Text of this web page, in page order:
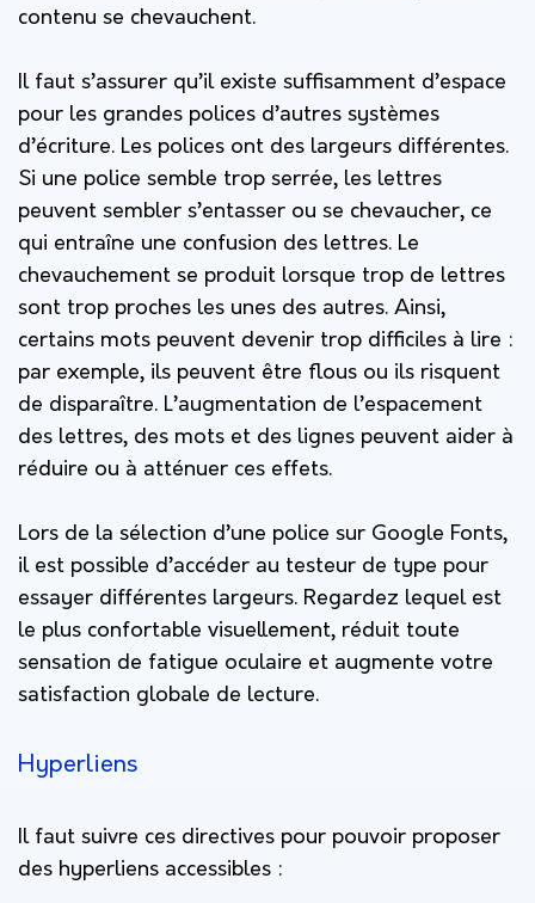
contenu se chevauchent.
Il faut s’assurer qu’il existe suffisamment d’espace
pour les grandes polices d’autres systèmes
d’écriture. Les polices ont des largeurs différentes.
Si une police semble trop serrée, les lettres
peuvent sembler s’entasser ou se chevaucher, ce
qui entraîne une confusion des lettres. Le
chevauchement se produit lorsque trop de lettres
sont trop proches les unes des autres. Ainsi,
certains mots peuvent devenir trop difficiles à lire :
par exemple, ils peuvent être flous ou ils risquent
de disparaître. L’augmentation de l’espacement
des lettres, des mots et des lignes peuvent aider à
réduire ou à atténuer ces effets.
Lors de la sélection d’une police sur Google Fonts,
il est possible d’accéder au testeur de type pour
essayer différentes largeurs. Regardez lequel est
le plus confortable visuellement, réduit toute
sensation de fatigue oculaire et augmente votre
satisfaction globale de lecture.
Hyperliens
Il faut suivre ces directives pour pouvoir proposer
des hyperliens accessibles :